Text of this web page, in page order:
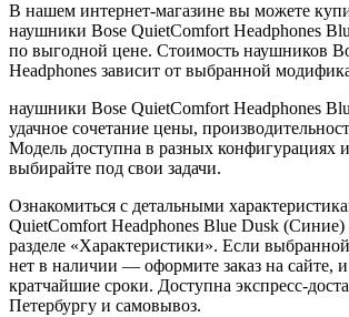
В нашем интернет-магазине вы можете
наушники Bose QuietComfort Headphones
по выгодной цене. Стоимость наушников
Headphones зависит от выбранной
наушники Bose QuietComfort Headphones
удачное сочетание цены,
Модель доступна в разных конфигурациях
выбирайте под свои задачи.
Ознакомиться с детальными
QuietComfort Headphones Blue Dusk
разделе «Характеристики». Если
нет в наличии — оформите заказ на сайте,
кратчайшие сроки. Доступна экспресс-
Петербургу и самовывоз.